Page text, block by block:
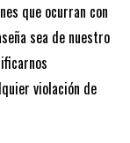
que ocurran con
sea de nuestro
violación de